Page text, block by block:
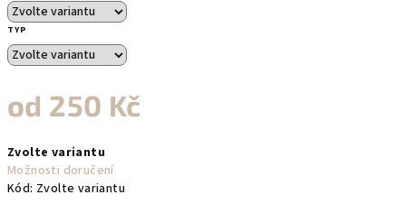
TYP
od 250 Kč
cena:
Zvolte variantu
Možnosti doručení
Kód: Zvolte variantu